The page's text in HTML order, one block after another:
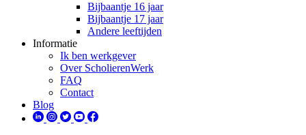
Bijbaantje 16 jaar
Bijbaantje 17 jaar
Andere leeftijden
Informatie
Ik ben werkgever
Over ScholierenWerk
FAQ
Contact
Blog